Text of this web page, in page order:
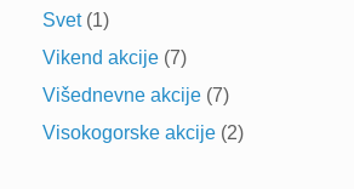
Svet(1)
Vikend akcije (7)
Višednevne akcije (7)
Visokogorske akcije (2)